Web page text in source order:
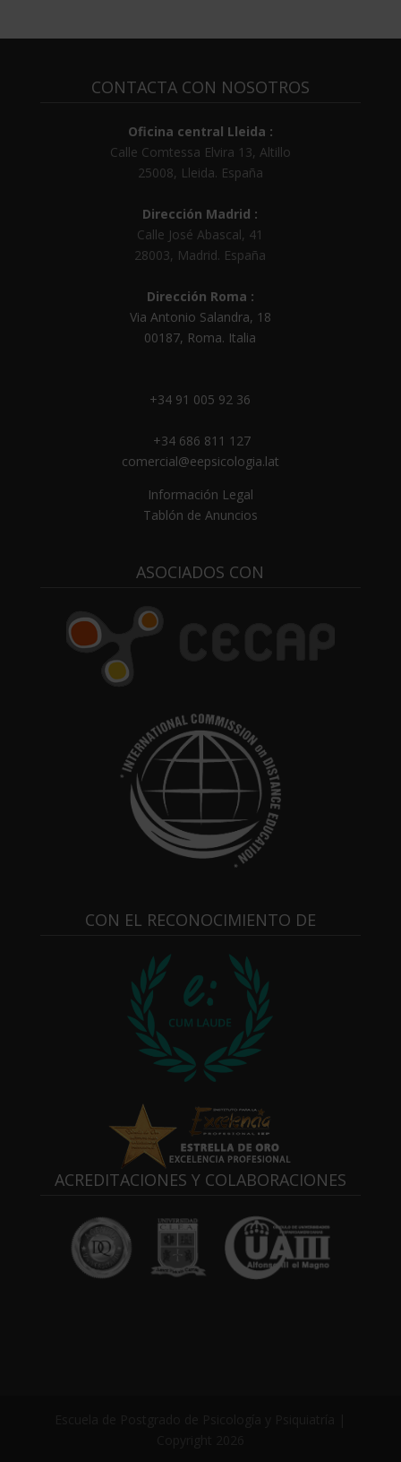
CONTACTA CON NOSOTROS
Oficina central Lleida :
Calle Comtessa Elvira 13, Altillo
25008, Lleida. España
Dirección Madrid :
Calle José Abascal, 41
28003, Madrid. España
Dirección Roma :
Via Antonio Salandra, 18
00187, Roma. Italia
+34 91 005 92 36
+34 686 811 127
comercial@eepsicologia.lat
Información Legal
Tablón de Anuncios
ASOCIADOS CON
CON EL RECONOCIMIENTO DE
ACREDITACIONES Y COLABORACIONES